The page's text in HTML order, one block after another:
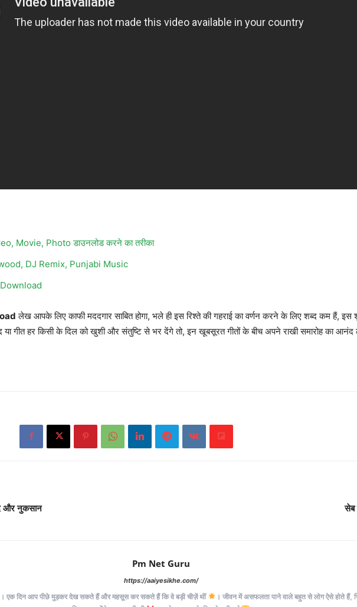
Movie, Photo डाउनलोड करने का तरीका
DJ Remix, Punjabi Music
लेख आपके लिए काफी मददगार साबित होगा, भले ही इस रिश्ते की गहराई का वर्णन करने के लिए शब्द कम हैं,
गीत हर किसी के दिल को खुशी और संतुष्टि से भर देंगे तो, इन खूबसूरत गीतों के बीच अपने राखी समारोह का
नुकसान सेब
Pm Net Guru
https://aaiyesikhe.com/
। एक दिन आप पीछे मुड़कर देख सकते हैं और महसूस कर सकते हैं कि वे बड़ी चीज़ें थीं
। जीवन में असफलता पाने वाले बहुत से लोग ऐसे होते हैं,